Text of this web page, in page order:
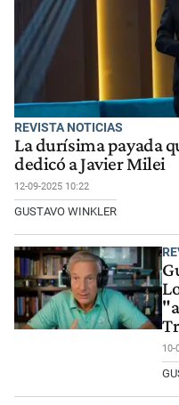
REVISTA NOTICIAS
La durísima payada
dedicó a Javier Milei
12-09-2025 10:22
GUSTAVO WINKLER
10-